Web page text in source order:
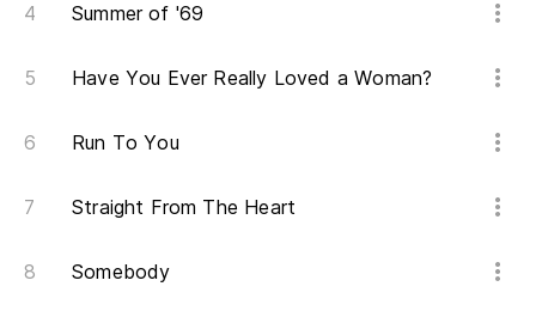
Summer of '69
Have You Ever Really Loved a Woman?
Run To You
Straight From The Heart
Somebody